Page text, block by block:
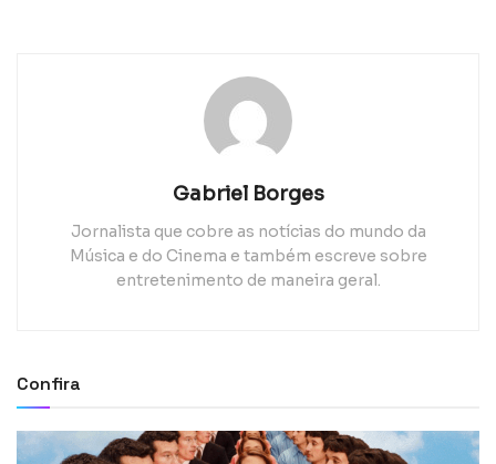
Gabriel Borges
Jornalista que cobre as notícias do mundo da
Música e do Cinema e também escreve sobre
entretenimento de maneira geral.
Confira